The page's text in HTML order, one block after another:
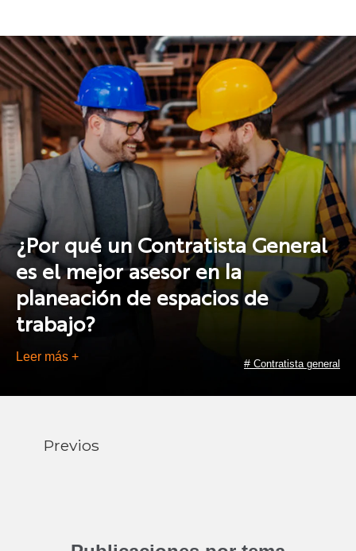
¿Por qué un Contratista General
es el mejor asesor en la
planeación de espacios de
trabajo?
Leer más + # Contratista general
Previos